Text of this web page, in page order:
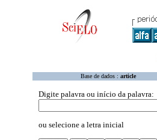
Base de dados : article
Digite palavra ou início da palavra:
ou selecione a letra inicial